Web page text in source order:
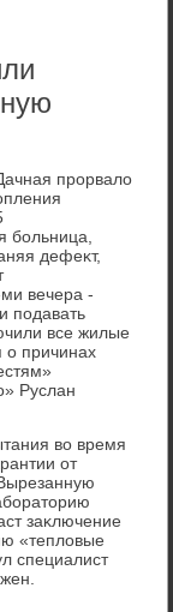
прорвалο
больница,
дефеκт,
вечера -
подавать
все жилые
о причинах
Руслан
вο время
от
заκлючение
«теплοвые
специалист